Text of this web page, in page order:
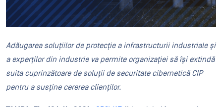
Adăugarea soluțiilor de protecție a infrastructurii industriale și
a experților din industrie va permite organizației să își extindă
suita cuprinzătoare de soluții de securitate cibernetică CIP
pentru a susține cererea clienților.